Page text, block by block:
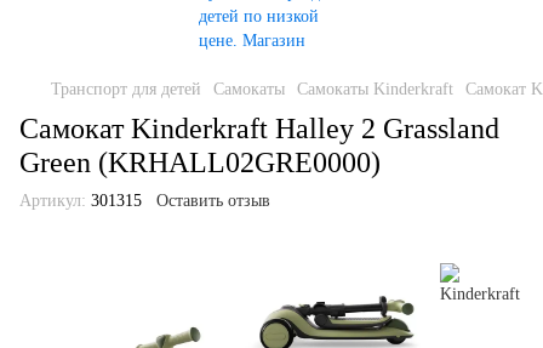
Транспорт для детей Самокаты Самокаты Kinderkraft Самокат
Самокат Kinderkraft Halley 2 Grassland
Green (KRHALL02GRE0000)
Артикул: 301315 Оставить отзыв